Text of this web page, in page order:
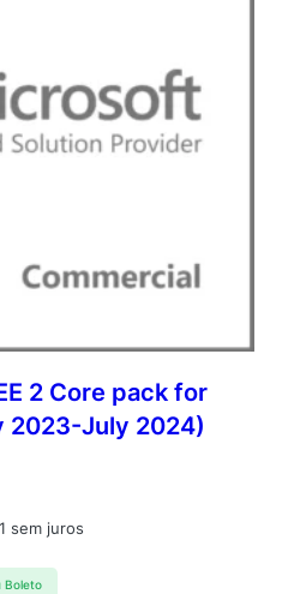
2 Core pack for
2023-July 2024)
sem juros
Boleto